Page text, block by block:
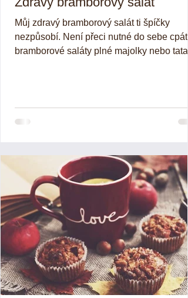
Můj zdravý bramborový salát ti špíčky
nezpůsobí. Není přeci nutné do sebe cpát
bramborové saláty plné majolky nebo